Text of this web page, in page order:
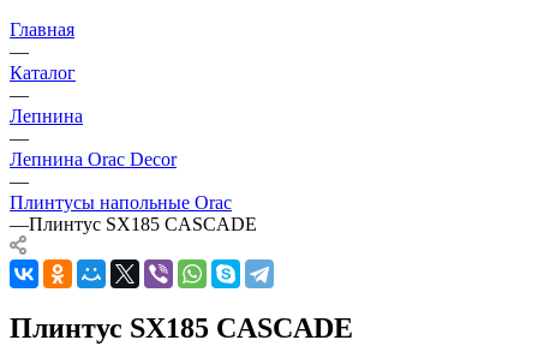
Главная
—
Каталог
—
Лепнина
—
Лепнина Orac Decor
—
Плинтусы напольные Orac
—Плинтус SX185 CASCADE
Плинтус SX185 CASCADE